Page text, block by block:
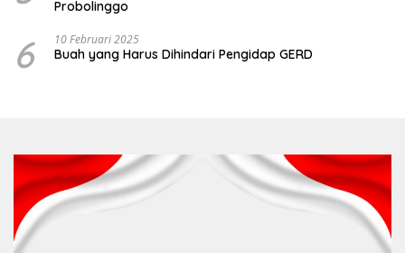
Probolinggo
6 10 Februari 2025
Buah yang Harus Dihindari Pengidap GERD